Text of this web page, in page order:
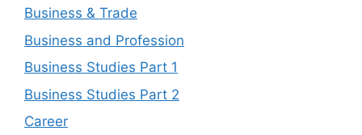
Business & Trade
Business and Profession
Business Studies Part 1
Business Studies Part 2
Career